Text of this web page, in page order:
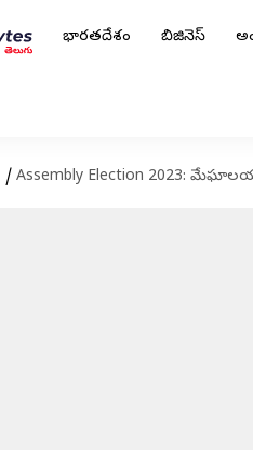
భారతదేశం బిజినెస్
/ Assembly Election 2023: